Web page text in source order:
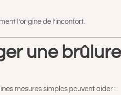
l’origine de l’inconfort.
une
mesures simples peuvent aider :